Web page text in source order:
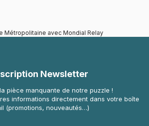
Métropolitaine avec Mondial Relay
Newsletter
pièce manquante de notre puzzle !
informations directement dans votre boîte
(promotions, nouveautés…)